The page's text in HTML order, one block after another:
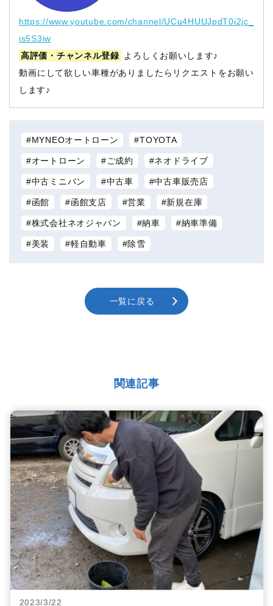
https://www.youtube.com/channel/UCu4HUUJpdT0i2jc_
is5S3iw
高評価・チャンネル登録
よろしくお願いします♪
動画にして欲しい車種がありましたらリクエストをお願い
します♪
MYNEOオートローン TOYOTA
オートローン ご成約 ネオドライブ
中古ミニバン 中古車 中古車販売店
函館 函館支店 営業 新規在庫
株式会社ネオジャパン 納車 納車準備
美装 軽自動車 除雪
一覧に戻る
関連記事
2023/3/22